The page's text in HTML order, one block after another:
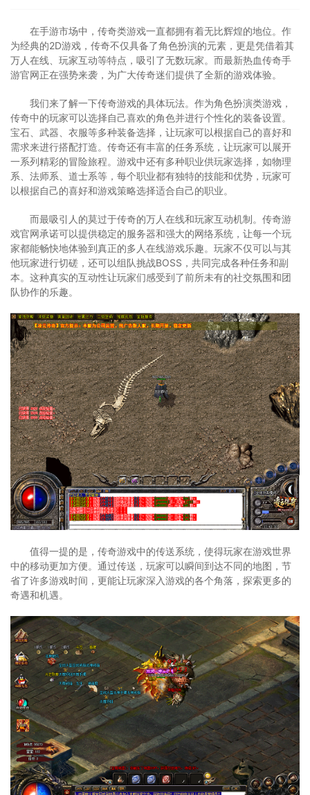
在手游市场中，传奇类游戏一直都拥有着无比辉煌的地位。作
为经典的2D游戏，传奇不仅具备了角色扮演的元素，更是凭借着其
万人在线、玩家互动等特点，吸引了无数玩家。而最新热血传奇手
游官网正在强势来袭，为广大传奇迷们提供了全新的游戏体验。
我们来了解一下传奇游戏的具体玩法。作为角色扮演类游戏，
传奇中的玩家可以选择自己喜欢的角色并进行个性化的装备设置。
宝石、武器、衣服等多种装备选择，让玩家可以根据自己的喜好和
需求来进行搭配打造。传奇还有丰富的任务系统，让玩家可以展开
一系列精彩的冒险旅程。游戏中还有多种职业供玩家选择，如物理
系、法师系、道士系等，每个职业都有独特的技能和优势，玩家可
以根据自己的喜好和游戏策略选择适合自己的职业。
而最吸引人的莫过于传奇的万人在线和玩家互动机制。传奇游
戏官网承诺可以提供稳定的服务器和强大的网络系统，让每一个玩
家都能畅快地体验到真正的多人在线游戏乐趣。玩家不仅可以与其
他玩家进行切磋，还可以组队挑战BOSS，共同完成各种任务和副
本。这种真实的互动性让玩家们感受到了前所未有的社交氛围和团
队协作的乐趣。
值得一提的是，传奇游戏中的传送系统，使得玩家在游戏世界
中的移动更加方便。通过传送，玩家可以瞬间到达不同的地图，节
省了许多游戏时间，更能让玩家深入游戏的各个角落，探索更多的
奇遇和机遇。